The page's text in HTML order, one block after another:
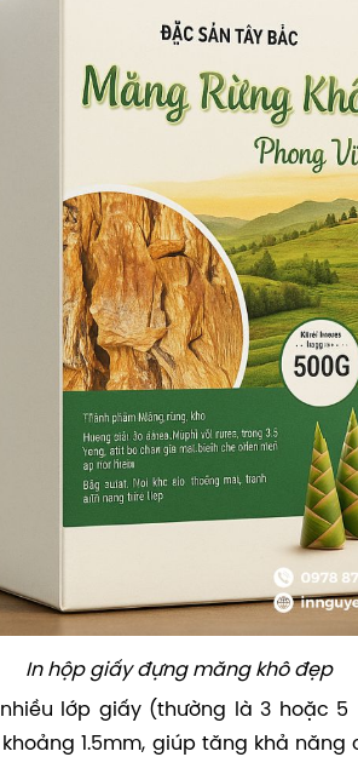
In hộp giấy đựng măng khô đẹp
lớp giấy (thường là 3 hoặc 5
1.5mm, giúp tăng khả năng